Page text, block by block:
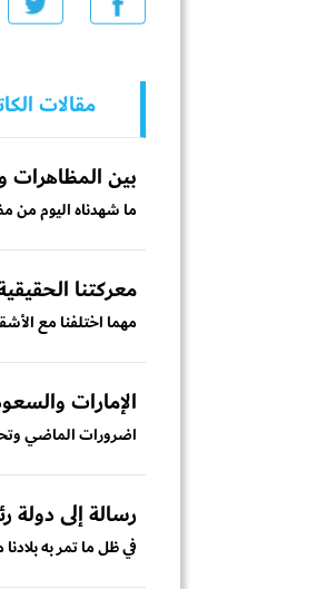
مقالات
بين المظاهرات
ما شهدناه اليوم من
معركتنا
مهما اختلفنا مع
الإمارات
اضرورات الماضي وتحديات
رسالة إلى دولة
في ظل ما تمر به